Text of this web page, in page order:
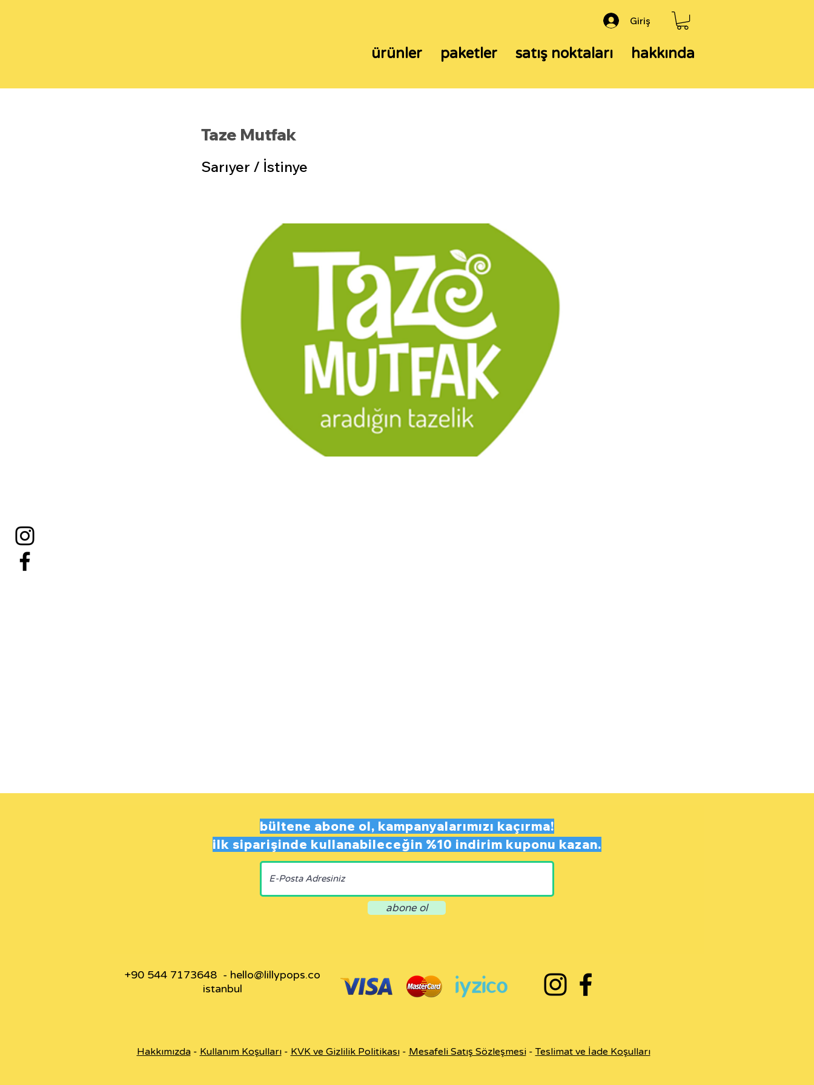
ürünler paketler satış noktaları hakkında
Giriş
Taze Mutfak
Sarıyer / İstinye
bültene abone ol, kampanyalarımızı kaçırma!
ilk siparişinde kullanabileceğin %10 indirim kuponu kazan.
abone ol
+90 544 7173648 - hello@lillypops.co
istanbul
Hakkımızda- Kullanım Koşulları- KVK ve Gizlilik Politikası- Mesafeli Satış Sözleşmesi-Teslimat ve İade Koşulları